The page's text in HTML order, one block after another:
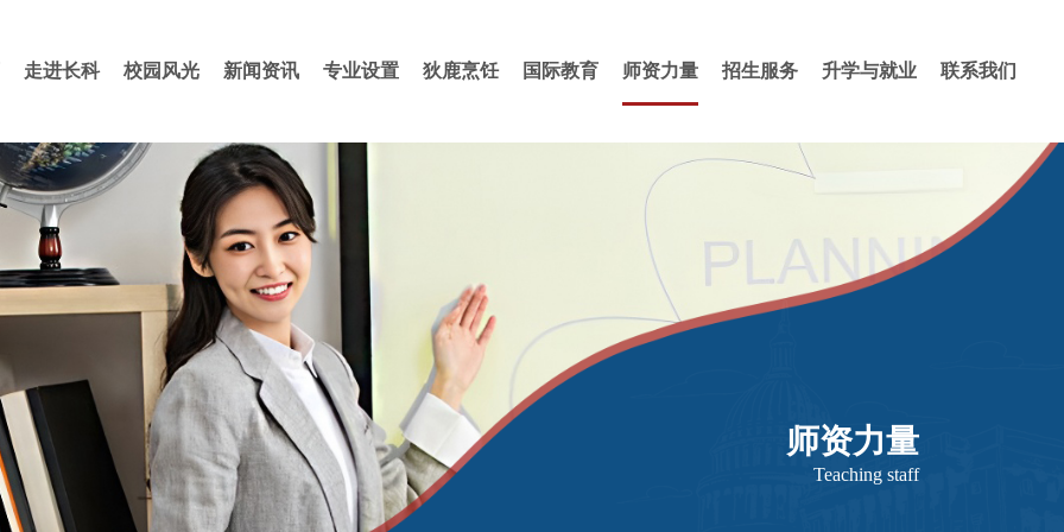
走进长科 校园风光 新闻资讯 专业设置 狄鹿烹饪 国际教育 师资力量 招生服务 升学与就业 联系我们
师资力量
Teaching staff